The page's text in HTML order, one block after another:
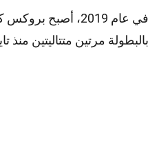
في عام 2019، أصبح
بالبطولة مرتين متتاليتين منذ